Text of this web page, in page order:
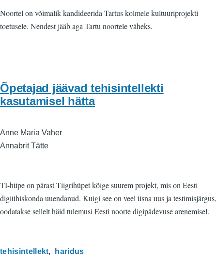
Noortel on võimalik kandideerida Tartus kolmele kultuuriprojekti
toetusele. Nendest jääb aga Tartu noortele väheks.
Õpetajad jäävad tehisintellekti
kasutamisel hätta
Anne Maria Vaher
Annabrit Tätte
TI-hüpe on pärast Tiigrihüpet kõige suurem projekt, mis on Eesti
digiühiskonda uuendanud. Kuigi see on veel üsna uus ja testimisjärgus,
oodatakse sellelt häid tulemusi Eesti noorte digipädevuse arenemisel.
tehisintellekt haridus